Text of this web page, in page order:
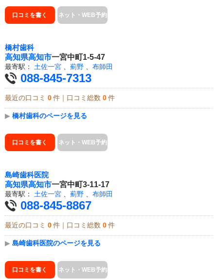
口コミを書く ネット・WEB予約
橋村歯科
高知県高知市一宮中町1-5-47
最寄駅： 土佐一宮 薊野 布師田
088-845-7313
最近の口コミ 0 件｜口コミ総数 0 件
▶ 橋村歯科のページを見る
口コミを書く ネット・WEB予約
島崎歯科医院
高知県高知市一宮中町3-11-17
最寄駅： 土佐一宮 薊野 布師田
088-845-8867
最近の口コミ 0 件｜口コミ総数 0 件
▶ 島崎歯科医院のページを見る
口コミを書く ネット・WEB予約